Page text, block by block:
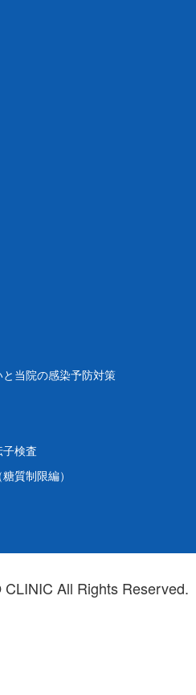
当院の感染予防対策
検査
質制限編）
All Rights Reserved.